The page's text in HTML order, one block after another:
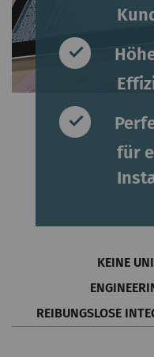
für
KEINE
REIBUNGSLOSE